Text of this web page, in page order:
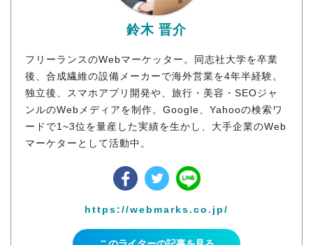
鈴木 晋介
フリーランスのWebマーケッター。同志社大学を卒業
後、合成繊維の設備メーカーで海外営業を4年半経験。
独立後、スマホアプリ開発や、旅行・美容・SEOジャ
ンルのWebメディアを制作。Google、Yahooの検索ワ
ードで1~3位を量産した実績を生かし、大手企業のWeb
マーケターとして活動中。
https://webmarks.co.jp/